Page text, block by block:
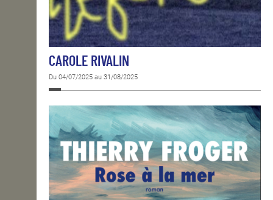
CAROLE RIVALIN
Du 04/07/2025 au 31/08/2025